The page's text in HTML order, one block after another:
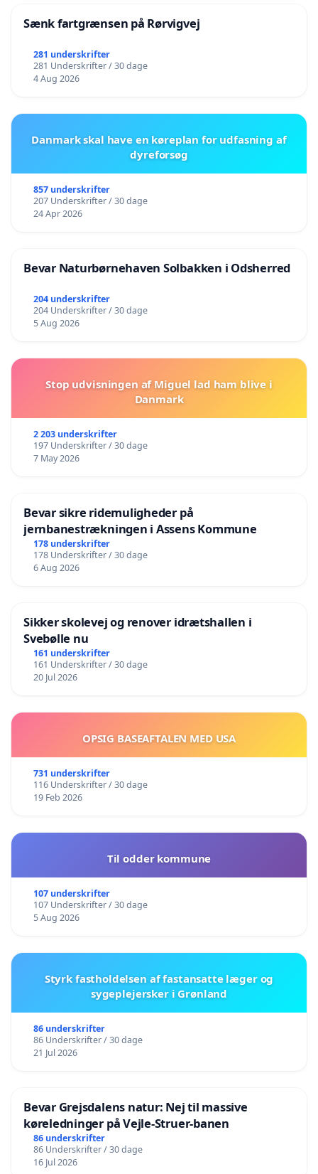
Sænk fartgrænsen på Rørvigvej
281 underskrifter
281 Underskrifter / 30 dage
4 Aug 2026
Danmark skal have en køreplan for udfasning af
dyreforsøg
857 underskrifter
207 Underskrifter / 30 dage
24 Apr 2026
Bevar Naturbørnehaven Solbakken i Odsherred
204 underskrifter
204 Underskrifter / 30 dage
5 Aug 2026
Stop udvisningen af Miguel lad ham blive i
Danmark
2 203 underskrifter
197 Underskrifter / 30 dage
7 May 2026
Bevar sikre ridemuligheder på
jernbanestrækningen i Assens Kommune
178 underskrifter
178 Underskrifter / 30 dage
6 Aug 2026
Sikker skolevej og renover idrætshallen i
Svebølle nu
161 underskrifter
161 Underskrifter / 30 dage
20 Jul 2026
OPSIG BASEAFTALEN MED USA
731 underskrifter
116 Underskrifter / 30 dage
19 Feb 2026
Til odder kommune
107 underskrifter
107 Underskrifter / 30 dage
5 Aug 2026
Styrk fastholdelsen af fastansatte læger og
sygeplejersker i Grønland
86 underskrifter
86 Underskrifter / 30 dage
21 Jul 2026
Bevar Grejsdalens natur: Nej til massive
køreledninger på Vejle-Struer-banen
86 underskrifter
86 Underskrifter / 30 dage
16 Jul 2026